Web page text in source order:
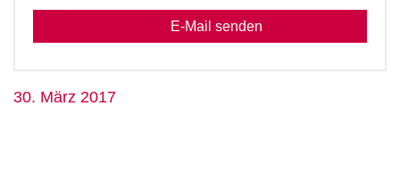
E-Mail senden
30. März 2017